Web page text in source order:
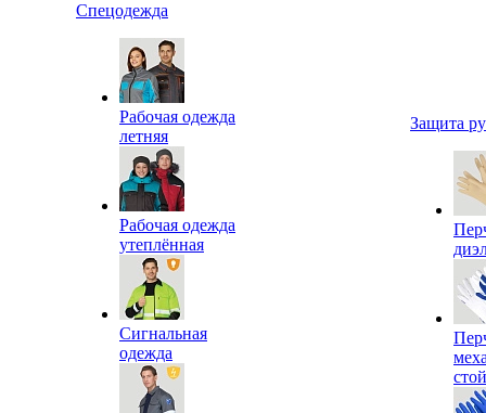
Спецодежда
Рабочая одежда
летняя
Рабочая одежда
утеплённая
Сигнальная
одежда
Защита